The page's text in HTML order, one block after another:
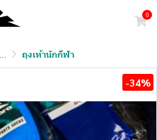
0
ถุงเท้านักกีฬา
-34%